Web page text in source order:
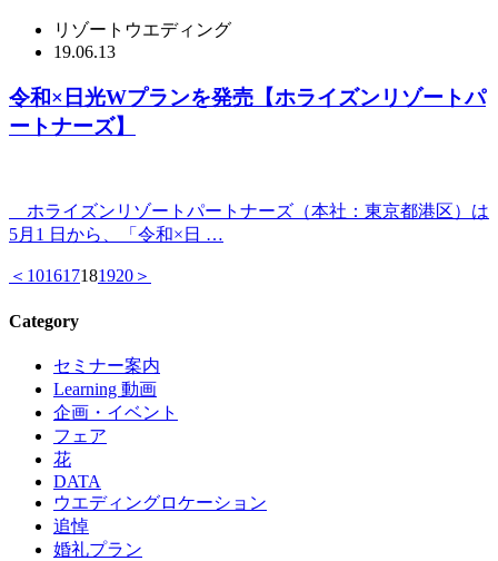
リゾートウエディング
19.06.13
令和×日光Wプランを発売【ホライズンリゾートパ
ートナーズ】
ホライズンリゾートパートナーズ（本社：東京都港区）は
5月1 日から、「令和×日 …
＜ 101617181920 ＞
Category
セミナー案内
Learning 動画
企画・イベント
フェア
花
DATA
ウエディングロケーション
追悼
婚礼プラン